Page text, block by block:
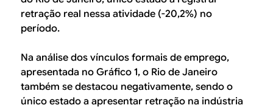
retração real nessa atividade (-20,2%) no
período.
Na análise dos vínculos formais de emprego,
apresentada no Gráfico 1, o Rio de Janeiro
também se destacou negativamente, sendo o
único estado a apresentar retração na indústria